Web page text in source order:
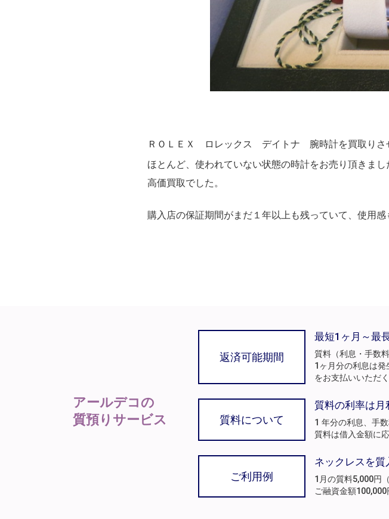
ＲＯＬＥＸ ロレックス デイトナ 腕時計を買取りさ
ほとんど、使われていない状態の時計をお売り頂きまし
高価買取でした。
購入店の保証期間がまだ１年以上も残っていて、使用感
アールデコの
質預りサービス
返済可能期間
最短1ヶ月～最
質料（利息・手数
1ヶ月分の利息は発
をお支払いいただ
質料について
質料の利率は月
1 年分の利息、手
質料は借入金額に
ご利用例
ネックレスを
1月の質料5,000円（
ご融資金額